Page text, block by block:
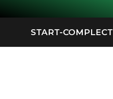
START-COMPLECT